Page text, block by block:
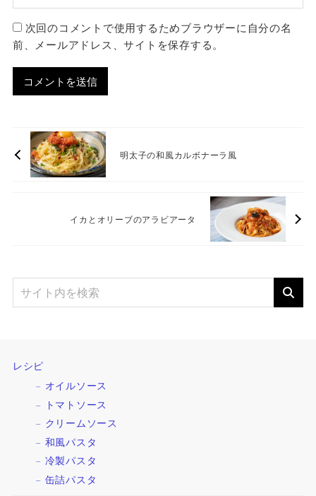
次回のコメントで使用するためブラウザーに自分の名
前、メールアドレス、サイトを保存する。
明太子の和風カルボナーラ風
イカとオリーブのアラビアータ
レシピ
オイルソース
トマトソース
クリームソース
和風パスタ
冷製パスタ
缶詰パスタ